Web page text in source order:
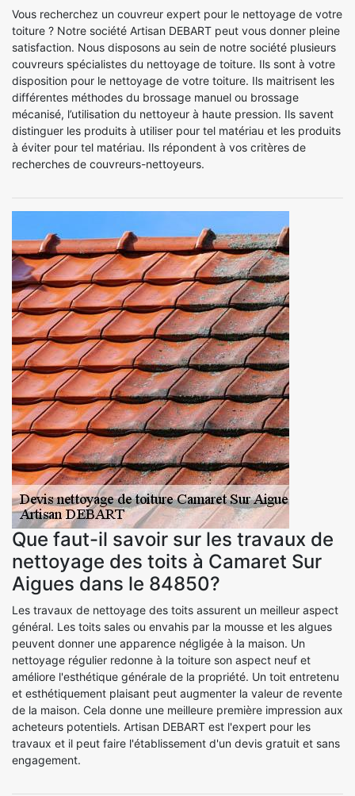
Vous recherchez un couvreur expert pour le nettoyage de votre
toiture ? Notre société Artisan DEBART peut vous donner pleine
satisfaction. Nous disposons au sein de notre société plusieurs
couvreurs spécialistes du nettoyage de toiture. Ils sont à votre
disposition pour le nettoyage de votre toiture. Ils maitrisent les
différentes méthodes du brossage manuel ou brossage
mécanisé, l’utilisation du nettoyeur à haute pression. Ils savent
distinguer les produits à utiliser pour tel matériau et les produits
à éviter pour tel matériau. Ils répondent à vos critères de
recherches de couvreurs-nettoyeurs.
Que faut-il savoir sur les travaux de
nettoyage des toits à Camaret Sur
Aigues dans le 84850?
Les travaux de nettoyage des toits assurent un meilleur aspect
général. Les toits sales ou envahis par la mousse et les algues
peuvent donner une apparence négligée à la maison. Un
nettoyage régulier redonne à la toiture son aspect neuf et
améliore l'esthétique générale de la propriété. Un toit entretenu
et esthétiquement plaisant peut augmenter la valeur de revente
de la maison. Cela donne une meilleure première impression aux
acheteurs potentiels. Artisan DEBART est l'expert pour les
travaux et il peut faire l'établissement d'un devis gratuit et sans
engagement.